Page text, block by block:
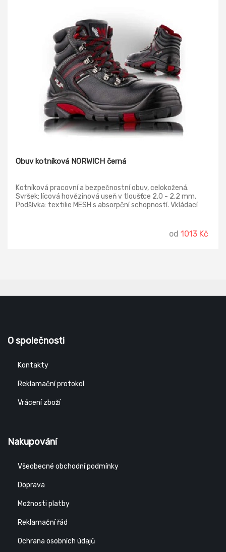
Obuv kotníková NORWICH černá
Kotníková pracovní a bezpečnostní obuv, celokožená.
Svršek: lícová hovězinová useň v tloušťce 2,0 - 2,2 mm.
Podšívka: textilie MESH s absorpční schopností. Vkládací
do 300°C, olejivzdorná, antistatická, protiskluzová,
dvousložkový nástřik. Provedení: - S3 HRO SRC – s
od 1013 Kč
O společnosti
Kontakty
Reklamační protokol
Vrácení zboží
Nakupování
Všeobecné obchodní podmínky
Doprava
Možnosti platby
Reklamační řád
Ochrana osobních údajů